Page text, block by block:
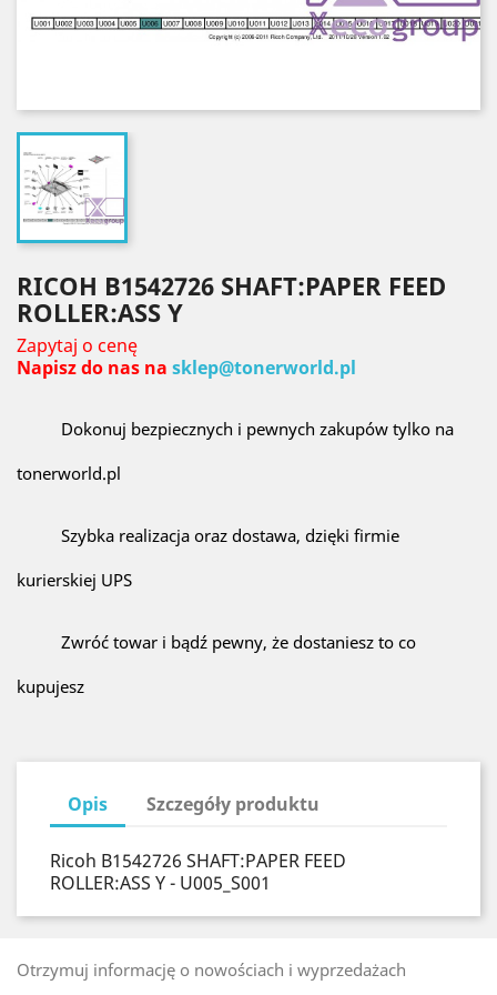
RICOH B1542726 SHAFT:PAPER FEED
ROLLER:ASS Y
Zapytaj o cenę
Napisz do nas na sklep@tonerworld.pl
Dokonuj bezpiecznych i pewnych zakupów tylko na
tonerworld.pl
Szybka realizacja oraz dostawa, dzięki firmie
kurierskiej UPS
Zwróć towar i bądź pewny, że dostaniesz to co
kupujesz
Opis Szczegóły produktu
Ricoh B1542726 SHAFT:PAPER FEED
ROLLER:ASS Y - U005_S001
Otrzymuj informację o nowościach i wyprzedażach